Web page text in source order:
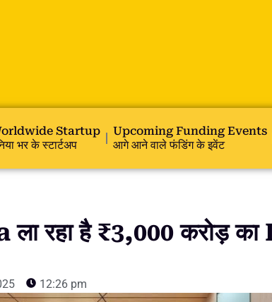
Startup
भर के स्टार्टअप
Upcoming Funding Events
आगे आने वाले फंडिंग के इवेंट
रहा है ₹3,000 करोड़ का
12:26 pm